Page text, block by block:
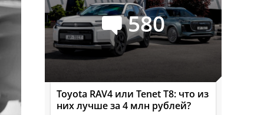
580
Toyota RAV4 или Tenet T8: что из
них лучше за 4 млн рублей?